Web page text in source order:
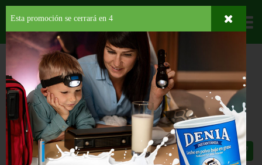
Departamentos
HOME PROVISIONES BEBIDAS SODAS SPRITE + TEA 8PK
SPRITE + TEA 8PK 12 OZ
$5.79
Esta promoción se cerrará en 3